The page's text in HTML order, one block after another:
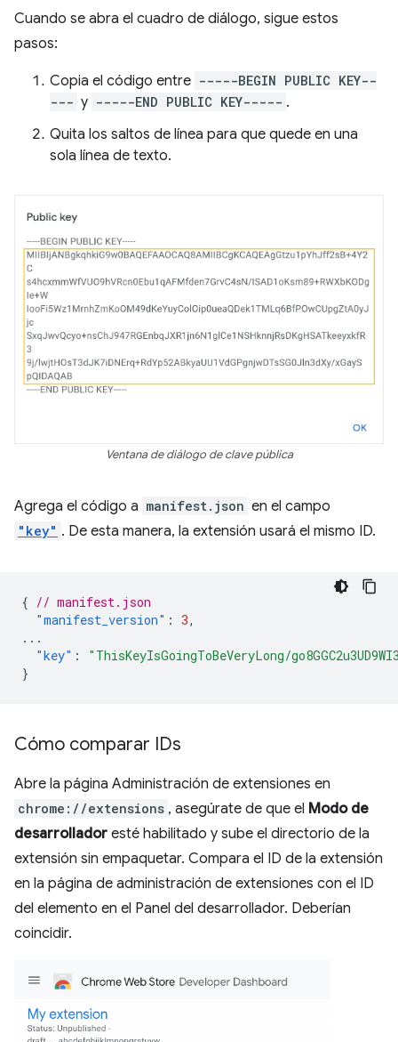
Cuando se abra el cuadro de diálogo, sigue estos
pasos:
Copia el código entre -----BEGIN PUBLIC KEY--
--- y -----END PUBLIC KEY----- .
Quita los saltos de línea para que quede en una
sola línea de texto.
Ventana de diálogo de clave pública
Agrega el código a manifest.json en el campo
"key" . De esta manera, la extensión usará el mismo ID.
{ // manifest.json
"manifest_version" : 3,
...
"key" :
"ThisKeyIsGoingToBeVeryLong/
}
Cómo comparar IDs
Abre la página Administración de extensiones en
chrome://extensions , asegúrate de que el Modo de
desarrollador esté habilitado y sube el directorio de la
extensión sin empaquetar. Compara el ID de la extensión
en la página de administración de extensiones con el ID
del elemento en el Panel del desarrollador. Deberían
coincidir.